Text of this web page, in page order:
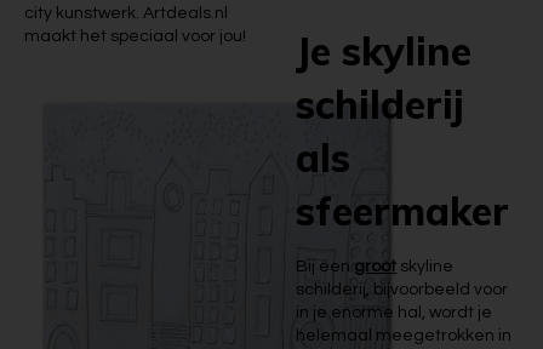
city kunstwerk. Artdeals.nl
maakt het speciaal voor jou!
Je skyline
schilderij
als
sfeermaker
Bij een groot skyline
schilderij, bijvoorbeeld voor
in je enorme hal, wordt je
helemaal meegetrokken in